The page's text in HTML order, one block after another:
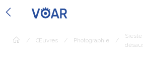
/ Œuvres / Photographie /